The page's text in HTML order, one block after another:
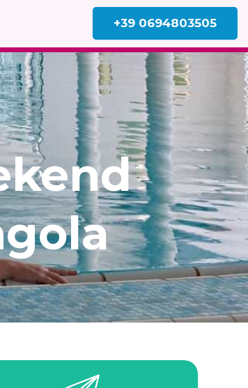
+39 0694803505